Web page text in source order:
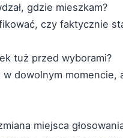
gdzie mieszkam?
czy faktycznie
tuż przed wyborami?
w dowolnym
miejsca